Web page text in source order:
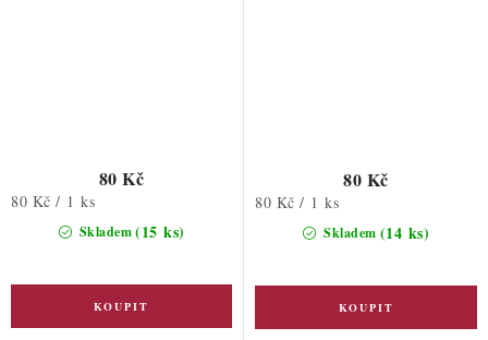
Skladem(15 ks)
80 Kč
Měrná
80 Kč / 1 ks
Skladem (14 ks)
80 Kč
Měrná
80 Kč / 1 ks